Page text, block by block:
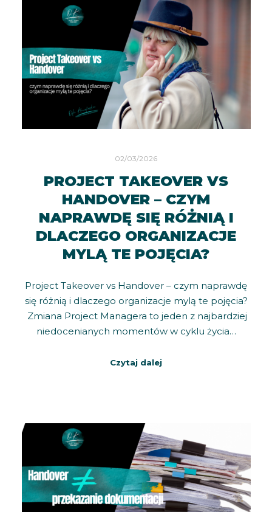
02/03/2026
PROJECT TAKEOVER VS
HANDOVER – CZYM
NAPRAWDĘ SIĘ RÓŻNIĄ I
DLACZEGO ORGANIZACJE
MYLĄ TE POJĘCIA?
Project Takeover vs Handover – czym naprawdę
się różnią i dlaczego organizacje mylą te pojęcia?
Zmiana Project Managera to jeden z najbardziej
niedocenianych momentów w cyklu życia…
Czytaj dalej